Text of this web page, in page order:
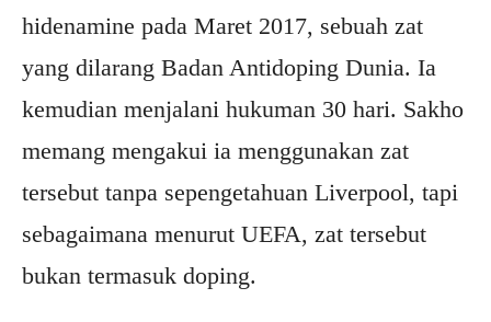
hidenamine pada Maret 2017, sebuah zat
yang dilarang Badan Antidoping Dunia. Ia
kemudian menjalani hukuman 30 hari. Sakho
memang mengakui ia menggunakan zat
tersebut tanpa sepengetahuan Liverpool, tapi
sebagaimana menurut UEFA, zat tersebut
bukan termasuk doping.